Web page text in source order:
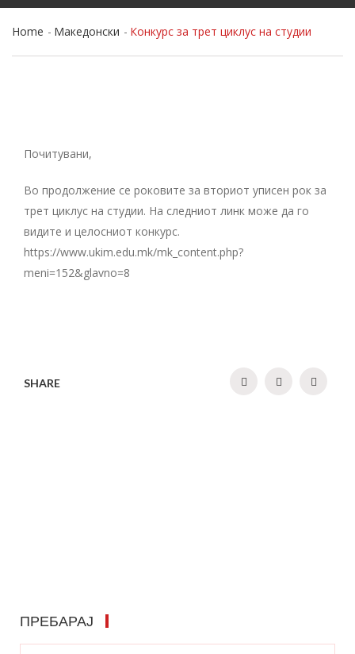
Home Македонски Конкурс за трет циклус на студии
Почитувани,
Во продолжение се роковите за вториот уписен рок за
трет циклус на студии. На следниот линк може да го
видите и целосниот конкурс.
https://www.ukim.edu.mk/mk_content.php?
meni=152&glavno=8
SHARE
ПРЕБАРАЈ